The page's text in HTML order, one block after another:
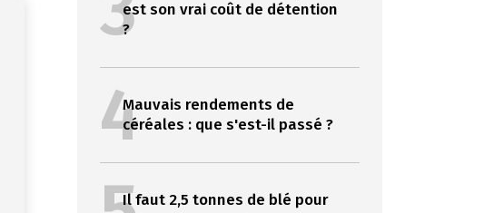
est son vrai coût de détention
?
4Mauvais rendements de
céréales : que s'est-il passé ?
Il faut 2,5 tonnes de blé pour